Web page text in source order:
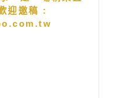
迎邀稿 :